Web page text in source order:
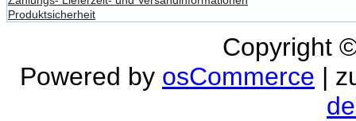
Produktsicherheit
Copyright
Powered by osCommerce |